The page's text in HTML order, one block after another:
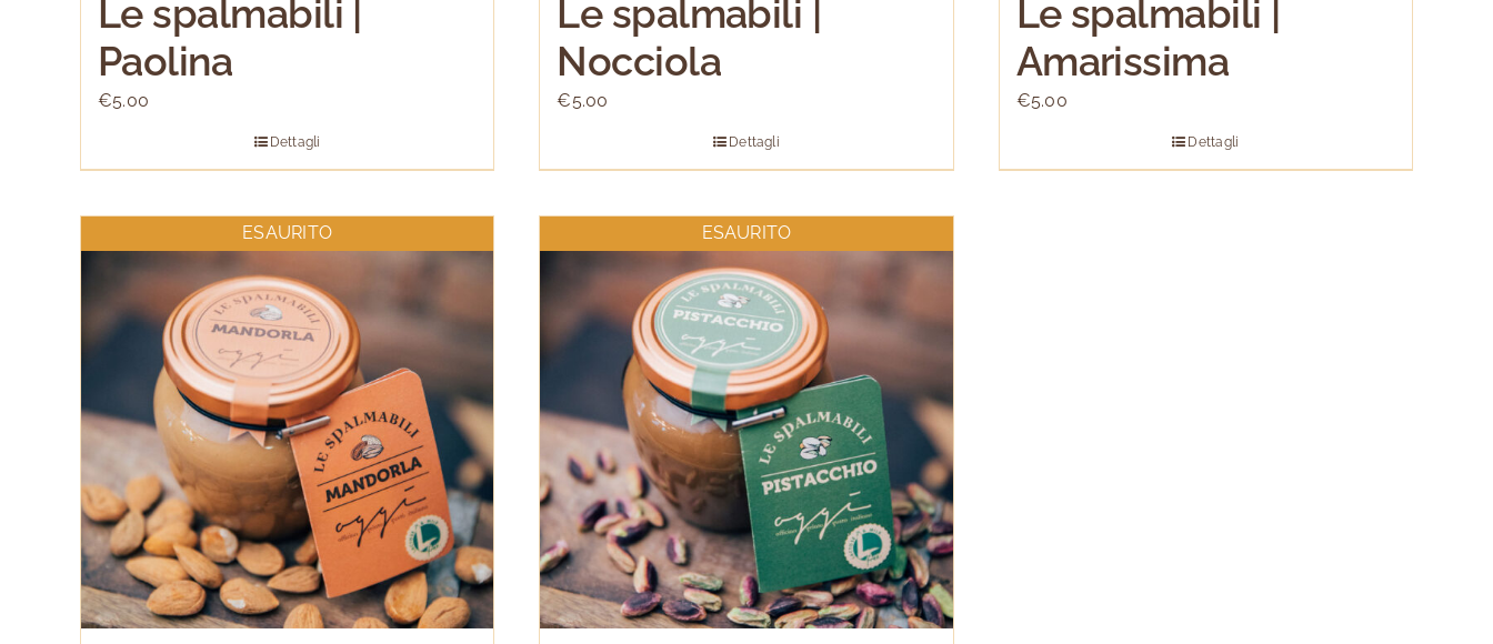
Le spalmabili |
Paolina
€5.00
Dettagli
Le spalmabili |
Nocciola
€5.00
Dettagli
Le spalmabili |
Amarissima
€5.00
Dettagli
ESAURITO ESAURITO